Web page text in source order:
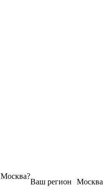
Москва
Ваш регион
Москва?